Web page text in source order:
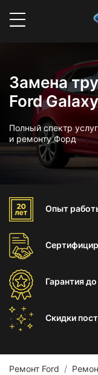
Замена
Ford Galaxy
Полный спектр
и ремонту Форд
Опыт
Гарантиядо
Скидки
Ремонт Ford